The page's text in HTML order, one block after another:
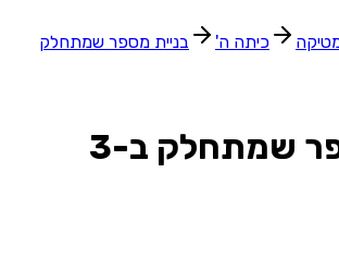
כיתה ה'
בניית מספר שמתחלק
שמתחלק ב-3